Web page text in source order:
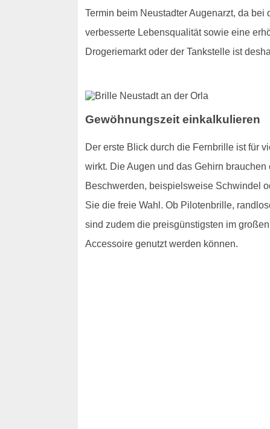
Termin beim Neustadter Augenarzt, da
verbesserte Lebensqualität sowie eine
Drogeriemarkt oder der Tankstelle ist
Gewöhnungszeit einkalkulieren
Der erste Blick durch die Fernbrille ist für
wirkt. Die Augen und das Gehirn
Beschwerden, beispielsweise Schwindel
Sie die freie Wahl. Ob Pilotenbrille,
sind zudem die preisgünstigsten im
Accessoire genutzt werden können.